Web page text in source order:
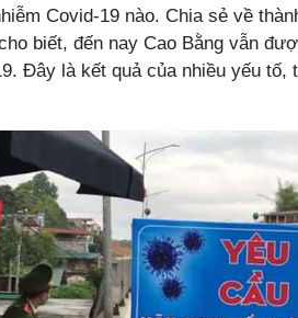
Covid-19 nào. Chia sẻ về
biết, đến nay Cao Bằng vẫn
Đây là kết quả của nhiều yếu tố,